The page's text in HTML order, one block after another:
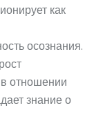
как
осознания.
отношении
знание о